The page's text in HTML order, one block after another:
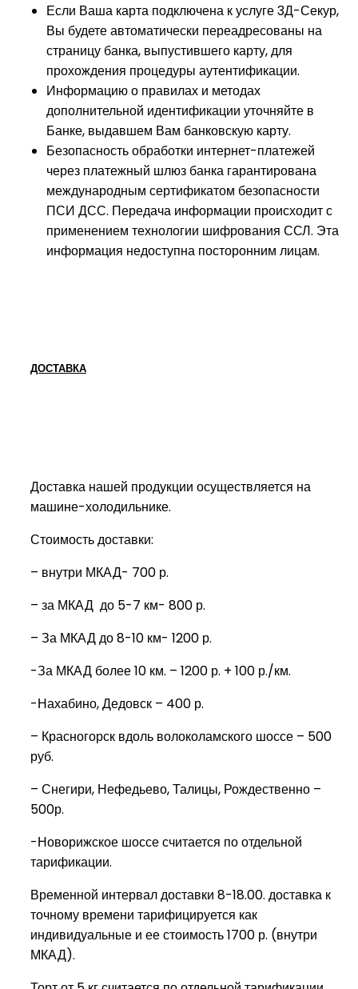
Если Ваша карта подключена к услуге 3Д-Секур,
Вы будете автоматически переадресованы на
страницу банка, выпустившего карту, для
прохождения процедуры аутентификации.
Информацию о правилах и методах
дополнительной идентификации уточняйте в
Банке, выдавшем Вам банковскую карту.
Безопасность обработки интернет-платежей
через платежный шлюз банка гарантирована
международным сертификатом безопасности
ПСИ ДСС. Передача информации происходит с
применением технологии шифрования ССЛ. Эта
информация недоступна посторонним лицам.
ДОСТАВКА
Доставка нашей продукции осуществляется на
машине-холодильнике.
Стоимость доставки:
– внутри МКАД- 700 р.
– за МКАД до 5-7 км- 800 р.
– За МКАД до 8-10 км- 1200 р.
-За МКАД более 10 км. – 1200 р. + 100 р./км.
-Нахабино, Дедовск – 400 р.
– Красногорск вдоль волоколамского шоссе – 500
руб.
– Снегири, Нефедьево, Талицы, Рождественно –
500р.
-Новорижское шоссе считается по отдельной
тарификации.
Временной интервал доставки 8-18.00. доставка к
точному времени тарифицируется как
индивидуальные и ее стоимость 1700 р. (внутри
МКАД).